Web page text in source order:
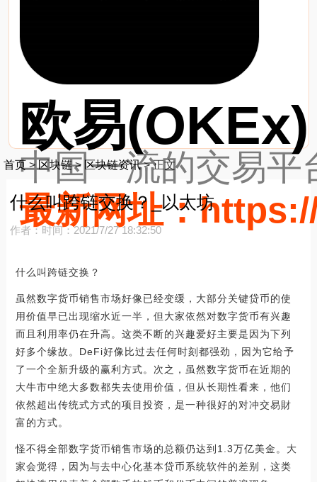
欧易(OKEx)
中国一流的交易平
最新网址：
首页>区块链> 区块链资讯>正文
什么叫跨链交换？_以太坊
作者：时间：2021/7/27 18:32:50
什么叫跨链交换？
虽然数字货币销售市场好像已经变缓，大部分关键贷币的使
用价值早已出现缩水近一半，但大家依然对数字货币有兴趣
而且利用率仍在升高。这类不断的兴趣爱好主要是因为下列
好多个缘故。DeFi好像比过去任何时刻都强劲，因为它给予
了一个全新升级的赢利方式。次之，虽然数字货币在近期的
大牛市中绝大多数都失去使用价值，但从长期性看来，他们
依然超出传统式方式的项目投资，是一种很好的对冲交易財
富的方式。
怪不得全部数字货币销售市场的总额仍达到1.3万亿美金。大
家会觉得，因为与去中心化基本贷币系统软件的差别，这类